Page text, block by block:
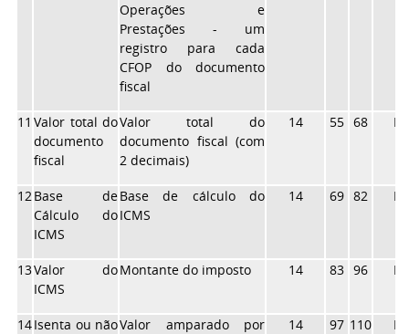
Operações e
Prestações - um
registro para cada
CFOP do documento
fiscal
11 Valor total do
documento
fiscal
Valor total do
documento fiscal (com
2 decimais)
14 55 68 N
12Base de
Cálculo do
ICMS
Base de cálculo do
ICMS
14 69 82 N
13Valor do
ICMS
Montante do imposto 14 83 96 N
14Isenta ou nãoValor amparado por
14 97 110 N